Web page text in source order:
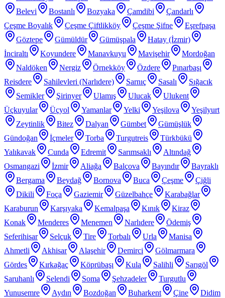
Belevi
Bostanlı Bozyaka Çamdibi
Çandarlı
Çeşme Boyalık
Çeşme Çiftlikköy Çeşme Şifne
Eşrefpaşa
Göztepe
Gümüldür Gümüşpala
Hatay (İzmir)
İnciraltı
Koyundere Manavkuyu Mavişehir
Mordoğan
Naldöken
Nergiz Örnekköy Özdere
Pınarbaşı
Reisdere
Sahilevleri (Narlıdere) Sarnıç Sasalı
Sığacık
Semikler
Şirinyer Ulamış Ulucak
Ulukent
Üçkuyular
Üçyol Yamanlar Yelki Yeşilova
Yeşilyurt
Zeytinlik
Bitez Dalyan Gümbet
Gümüşlük
Gündoğan
İçmeler Torba Turgutreis
Türkbükü
Yalıkavak
Cunda Edremit Sarımsaklı
Altındağ
Osmangazi
İzmir Aliağa Balçova Bayındır
Bayraklı
Bergama
Beydağ Bornova Buca Çeşme
Çiğli
Dikili
Foça Gaziemir Güzelbahçe
Karabağlar
Karaburun
Karşıyaka Kemalpaşa Kınık
Kiraz
Konak
Menderes Menemen Narlıdere
Ödemiş
Seferihisar
Selçuk Tire Torbalı Urla
Manisa
Ahmetli
Akhisar Alaşehir Demirci
Gölmarmara
Gördes
Kırkağaç Köprübaşı Kula Salihli
Sarıgöl
Saruhanlı
Selendi Soma Şehzadeler
Turgutlu
Yunusemre
Aydın Bozdoğan Buharkent Çine
Didim